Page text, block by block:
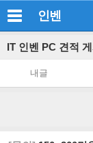
인벤
IT 인벤 PC 견적
내글